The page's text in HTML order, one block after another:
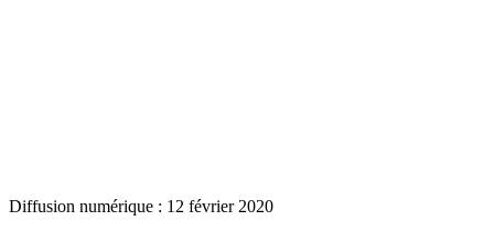
Diffusion numérique : 12 février 2020